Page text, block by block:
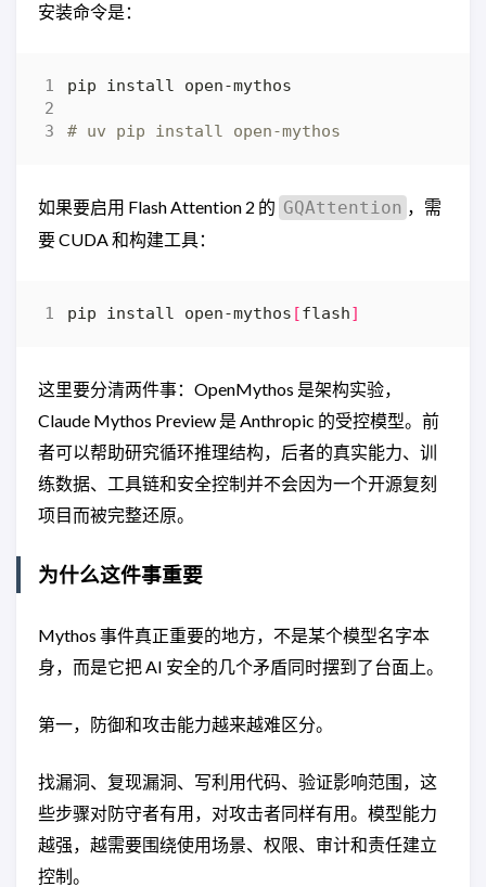
安装命令是：
# uv pip install open-mythos
如果要启用 Flash Attention 2 的 GQAttention ，需
要 CUDA 和构建工具：
pip install open-mythos [flash]
这里要分清两件事：OpenMythos 是架构实验，
Claude Mythos Preview 是 Anthropic 的受控模型。前
者可以帮助研究循环推理结构，后者的真实能力、训
练数据、工具链和安全控制并不会因为一个开源复刻
项目而被完整还原。
为什么这件事重要
Mythos 事件真正重要的地方，不是某个模型名字本
身，而是它把 AI 安全的几个矛盾同时摆到了台面上。
第一，防御和攻击能力越来越难区分。
找漏洞、复现漏洞、写利用代码、验证影响范围，这
些步骤对防守者有用，对攻击者同样有用。模型能力
越强，越需要围绕使用场景、权限、审计和责任建立
控制。